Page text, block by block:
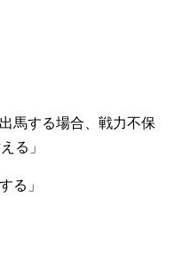
馬する場合、戦力不保
る」
る」